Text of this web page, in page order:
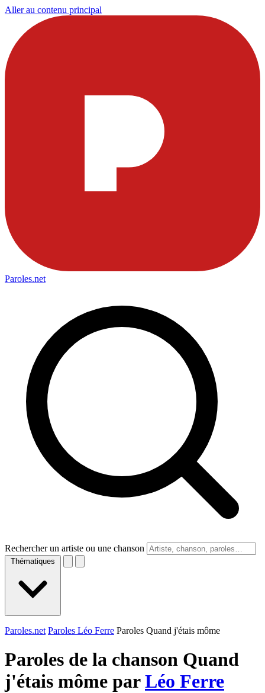
Aller au contenu principal
Paroles.net
Rechercher un artiste ou une chanson
Thématiques
Paroles.net Paroles Léo Ferre Paroles Quand j'étais môme
Paroles de la chanson Quand
j'étais môme parLéo Ferre